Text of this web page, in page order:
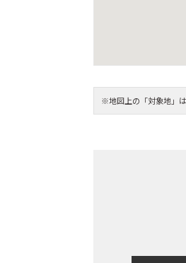
※地図上の「対象地」